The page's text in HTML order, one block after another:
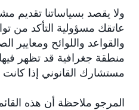
ولا يقصد بسياساتنا تقديم
عاتقك مسؤولية التأكد من
والقواعد واللوائح ومعايير
منطقة جغرافية قد تظهر
مستشارك القانوني إذا كانت
المرجو ملاحظة أن هذه